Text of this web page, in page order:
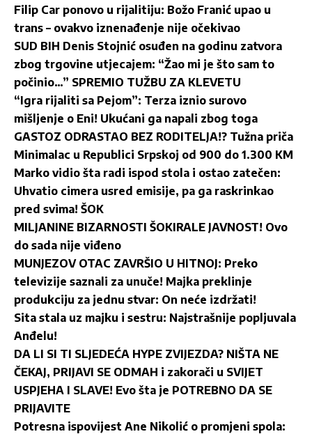
Filip Car ponovo u rijalitiju: Božo Franić upao u
trans – ovakvo iznenađenje nije očekivao
SUD BIH Denis Stojnić osuđen na godinu zatvora
zbog trgovine utjecajem: “Žao mi je što sam to
počinio…” SPREMIO TUŽBU ZA KLEVETU
“Igra rijaliti sa Pejom”: Terza iznio surovo
mišljenje o Eni! Ukućani ga napali zbog toga
GASTOZ ODRASTAO BEZ RODITELJA!? Tužna priča
Minimalac u Republici Srpskoj od 900 do 1.300 KM
Marko vidio šta radi ispod stola i ostao zatečen:
Uhvatio cimera usred emisije, pa ga raskrinkao
pred svima! ŠOK
MILJANINE BIZARNOSTI ŠOKIRALE JAVNOST! Ovo
do sada nije viđeno
MUNJEZOV OTAC ZAVRŠIO U HITNOJ: Preko
televizije saznali za unuče! Majka preklinje
produkciju za jednu stvar: On neće izdržati!
Sita stala uz majku i sestru: Najstrašnije popljuvala
Anđelu!
DA LI SI TI SLJEDEĆA HYPE ZVIJEZDA? NIŠTA NE
ČEKAJ, PRIJAVI SE ODMAH i zakorači u SVIJET
USPJEHA I SLAVE! Evo šta je POTREBNO DA SE
PRIJAVITE
Potresna ispovijest Ane Nikolić o promjeni spola: